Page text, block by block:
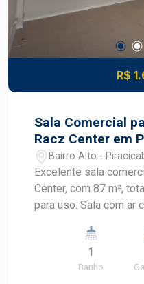
R$
Sala Comercial
Racz Center em
Bairro Alto -
Excelente sala
Center, com 87 m²,
para uso. Sala com ar condicionado, com banheiro
praticidade para o seu negócio.
oportunidade para
investir em um imóvel
1
Banho